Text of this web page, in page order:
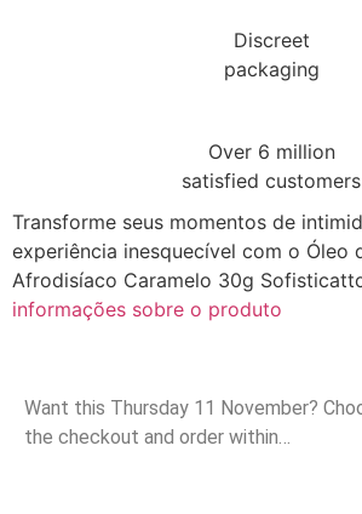
Discreet
packaging
Over 6 million
satisfied customers
Transforme seus momentos de
experiência inesquecível com o Óleo
Afrodisíaco Caramelo 30g
informações sobre o produto
Want this Thursday 11 November?
the checkout and order within…